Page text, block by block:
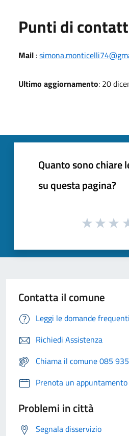
Punti di
Mail :
Ultimo aggiornamento: 20
Quanto sono chiare
su questa pagina?
Contatta il comune
Leggi le domande frequenti
Richiedi Assistenza
Chiama il comune 085
Prenota un appuntamento
Problemi in città
Segnala disservizio